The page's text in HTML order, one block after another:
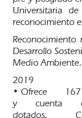
Universitaria
reconocimiento
Reconocimiento
Desarrollo
Medio Ambiente.
2019
• Ofrece
y cuenta
dotados.